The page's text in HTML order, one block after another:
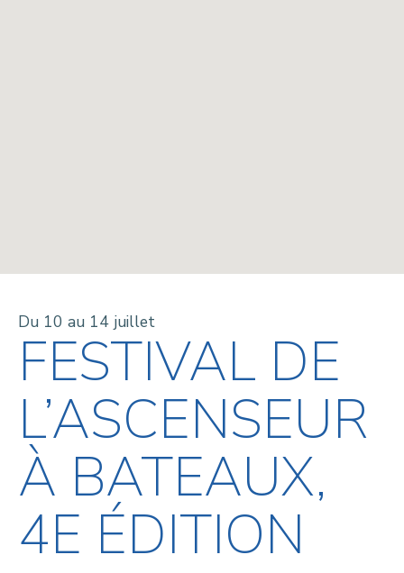
Du 10 au 14 juillet
FESTIVAL DE
L’ASCENSEUR
À BATEAUX,
4E ÉDITION